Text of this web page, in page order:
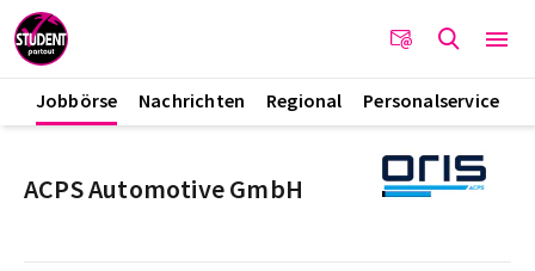
Jobbörse Nachrichten Regional Personalservice
ACPS Automotive GmbH